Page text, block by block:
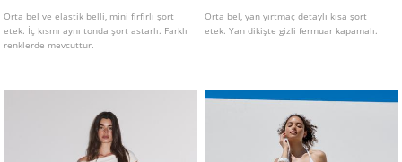
Orta bel ve elastik belli, mini fırfırlı şort
etek. İç kısmı aynı tonda şort astarlı. Farklı
renklerde mevcuttur.
Orta bel, yan yırtmaç detaylı kısa şort
etek. Yan dikişte gizli fermuar kapamalı.